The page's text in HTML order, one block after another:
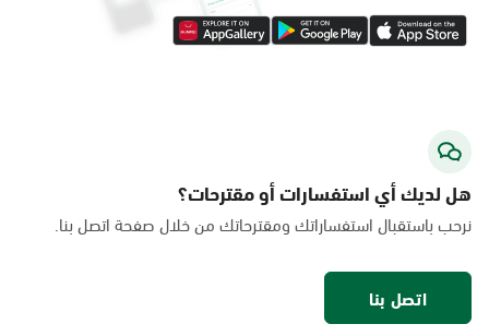
هل لديك أي استفسارات أو مقترحات؟
نرحب باستقبال استفساراتك ومقترحاتك من خلال صفحة اتصل بنا.
اتصل بنا